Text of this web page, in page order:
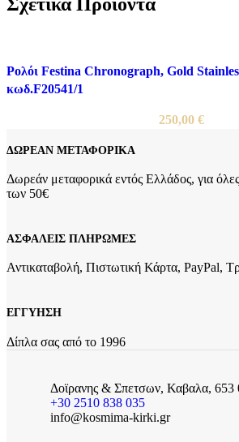
Ρολόι Festina Chronograph, Gold
κωδ.F20541/1
250,00 €
ΔΩΡΕΑΝ ΜΕΤΑΦΟΡΙΚΑ
Δωρεάν μεταφορικά εντός Ελλάδος, για
των 50€
ΑΣΦΑΛΕΙΣ ΠΛΗΡΩΜΕΣ
Αντικαταβολή, Πιστωτική Κάρτα, PayPal,
ΕΓΓΥΗΣΗ
Δίπλα σας από το 1996
Δοϊρανης & Σπετσων, Καβαλα, 653
+30 2510 838 035
info@kosmima-kirki.gr